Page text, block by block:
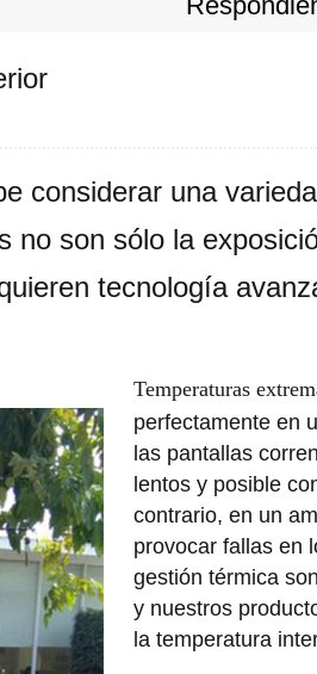
considerar una
son sólo la
tecnología
Temperaturas
perfectamente en
las pantallas
lentos y posible
contrario, en un
provocar fallas en
gestión térmica
y nuestros
la temperatura